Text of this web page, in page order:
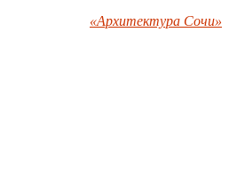
«Архитектура Сочи»